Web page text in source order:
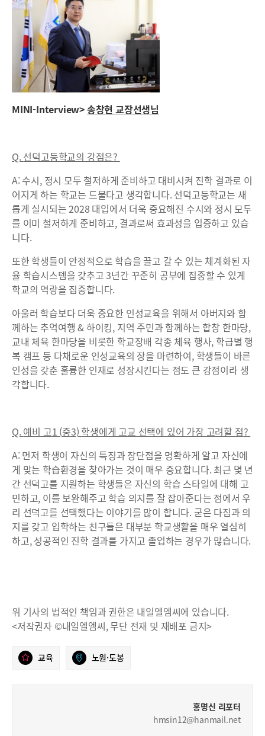
MINI-Interview>송창현 교장선생님
Q. 선덕고등학교의 강점은?
A: 수시, 정시 모두 철저하게 준비하고 대비시켜 진학 결과로 이
어지게 하는 학교는 드물다고 생각합니다. 선덕고등학교는 새
롭게 실시되는 2028 대입에서 더욱 중요해진 수시와 정시 모두
를 이미 철저하게 준비하고, 결과로써 효과성을 입증하고 있습
니다.
또한 학생들이 안정적으로 학습을 끌고 갈 수 있는 체계화된 자
율 학습시스템을 갖추고 3년간 꾸준히 공부에 집중할 수 있게
학교의 역량을 집중합니다.
아울러 학습보다 더욱 중요한 인성교육을 위해서 아버지와 함
께하는 추억여행 & 하이킹, 지역 주민과 함께하는 합창 한마당,
교내 체육 한마당을 비롯한 학교장배 각종 체육 행사, 학급별 행
복 캠프 등 다채로운 인성교육의 장을 마련하여, 학생들이 바른
인성을 갖춘 훌륭한 인재로 성장시킨다는 점도 큰 강점이라 생
각합니다.
Q. 예비 고1 (중3) 학생에게 고교 선택에 있어 가장 고려할 점?
A: 먼저 학생이 자신의 특징과 장단점을 명확하게 알고 자신에
게 맞는 학습환경을 찾아가는 것이 매우 중요합니다. 최근 몇 년
간 선덕고를 지원하는 학생들은 자신의 학습 스타일에 대해 고
민하고, 이를 보완해주고 학습 의지를 잘 잡아준다는 점에서 우
리 선덕고를 선택했다는 이야기를 많이 합니다. 굳은 다짐과 의
지를 갖고 입학하는 친구들은 대부분 학교생활을 매우 열심히
하고, 성공적인 진학 결과를 가지고 졸업하는 경우가 많습니다.
위 기사의 법적인 책임과 권한은 내일엘엠씨에 있습니다.
<저작권자 ©내일엘엠씨, 무단 전재 및 재배포 금지>
교육 노원·도봉
홍명신 리포터
hmsin12@hanmail.net